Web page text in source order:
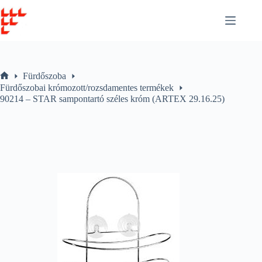
to
content
Home
Fürdőszoba
Fürdőszobai krómozott/rozsdamentes termékek
90214 – STAR sampontartó széles króm (ARTEX 29.16.25)